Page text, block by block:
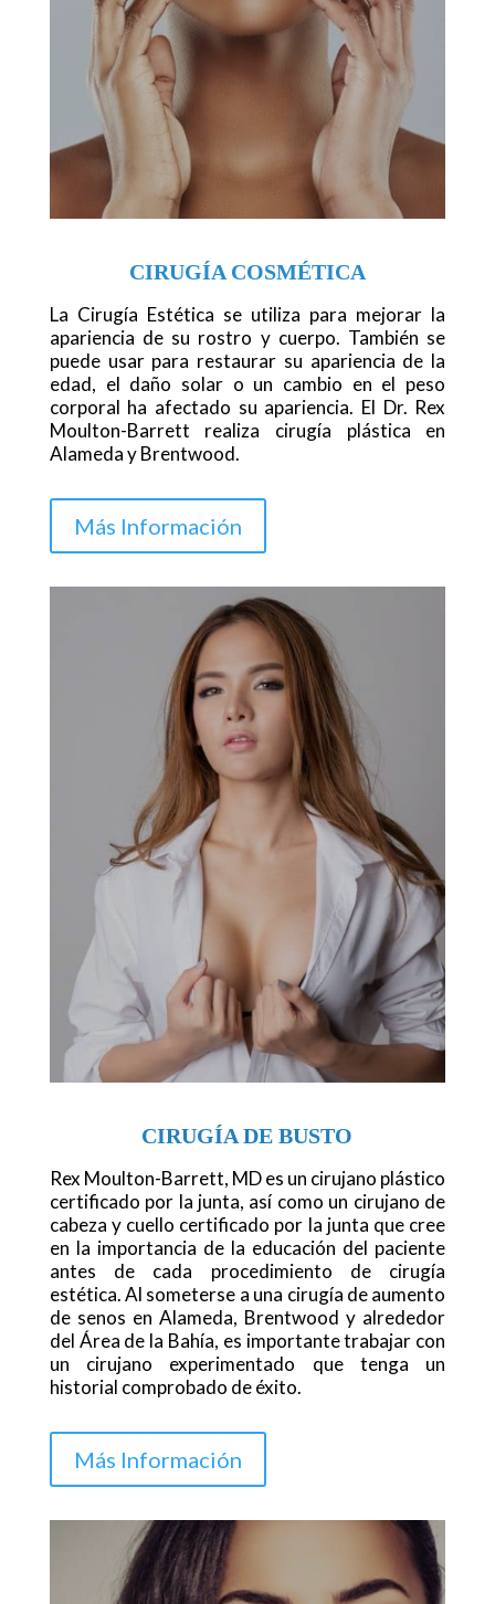
CIRUGÍA COSMÉTICA
La Cirugía Estética se utiliza para mejorar la
apariencia de su rostro y cuerpo. También se
puede usar para restaurar su apariencia de la
edad, el daño solar o un cambio en el peso
corporal ha afectado su apariencia. El Dr. Rex
Moulton-Barrett realiza cirugía plástica en
Alameda y Brentwood.
Más Información
CIRUGÍA DE BUSTO
Rex Moulton-Barrett, MD es un cirujano plástico
certificado por la junta, así como un cirujano de
cabeza y cuello certificado por la junta que cree
en la importancia de la educación del paciente
antes de cada procedimiento de cirugía
estética. Al someterse a una cirugía de aumento
de senos en Alameda, Brentwood y alrededor
del Área de la Bahía, es importante trabajar con
un cirujano experimentado que tenga un
historial comprobado de éxito.
Más Información